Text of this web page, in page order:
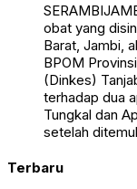
obat yang
Barat, Jambi,
BPOM
(Dinkes)
terhadap dua
Tungkal dan
setelah
Terbaru